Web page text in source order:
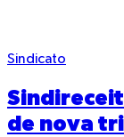
Sindicato
de nova